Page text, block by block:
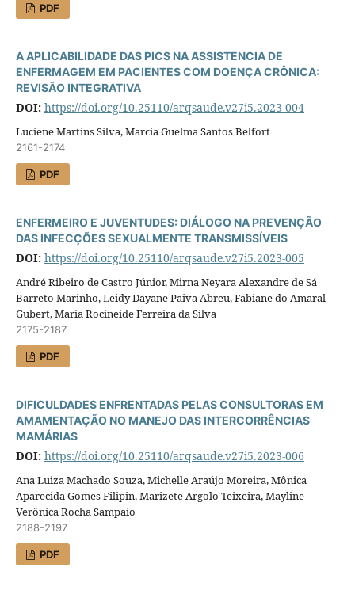
PDF
A APLICABILIDADE DAS PICS NA ASSISTENCIA DE
ENFERMAGEM EM PACIENTES COM DOENÇA CRÔNICA:
REVISÃO INTEGRATIVA
DOI: https://doi.org/10.25110/arqsaude.v27i5.2023-004
Luciene Martins Silva, Marcia Guelma Santos Belfort
2161-2174
PDF
ENFERMEIRO E JUVENTUDES: DIÁLOGO NA PREVENÇÃO
DAS INFECÇÕES SEXUALMENTE TRANSMISSÍVEIS
DOI: https://doi.org/10.25110/arqsaude.v27i5.2023-005
André Ribeiro de Castro Júnior, Mirna Neyara Alexandre de Sá
Barreto Marinho, Leidy Dayane Paiva Abreu, Fabiane do Amaral
Gubert, Maria Rocineide Ferreira da Silva
2175-2187
PDF
DIFICULDADES ENFRENTADAS PELAS CONSULTORAS EM
AMAMENTAÇÃO NO MANEJO DAS INTERCORRÊNCIAS
MAMÁRIAS
DOI: https://doi.org/10.25110/arqsaude.v27i5.2023-006
Ana Luiza Machado Souza, Michelle Araújo Moreira, Mônica
Aparecida Gomes Filipin, Marizete Argolo Teixeira, Mayline
Verônica Rocha Sampaio
2188-2197
PDF